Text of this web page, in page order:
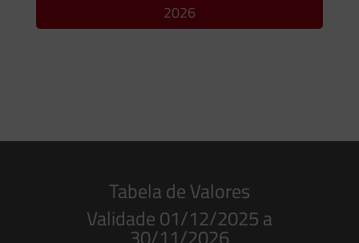
2026
Tabela de Valores
Validade 01/12/2025 a